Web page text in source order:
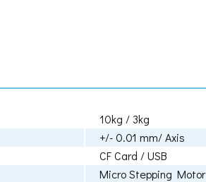
10kg / 3kg
+/- 0.01 mm/ Axis
CF Card / USB
Micro Stepping Motor